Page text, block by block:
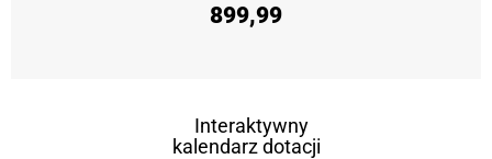
899,99
Interaktywny
kalendarz dotacji